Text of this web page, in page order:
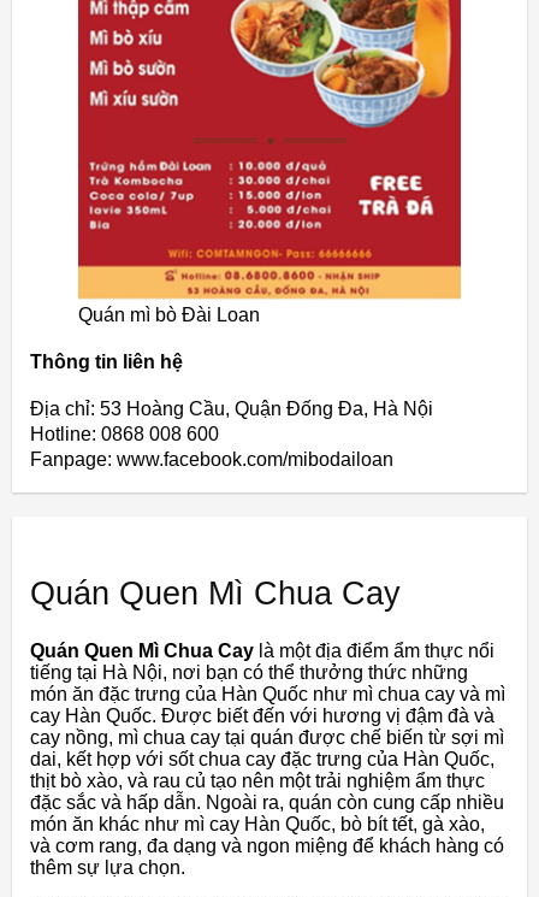
Quán mì bò Đài Loan
Thông tin liên hệ
Địa chỉ: 53 Hoàng Cầu, Quận Đống Đa, Hà Nội
Hotline: 0868 008 600
Fanpage: www.facebook.com/mibodailoan
Quán Quen Mì Chua Cay
Quán Quen Mì Chua Cay là một địa điểm ẩm thực nổi
tiếng tại Hà Nội, nơi bạn có thể thưởng thức những
món ăn đặc trưng của Hàn Quốc như mì chua cay và mì
cay Hàn Quốc. Được biết đến với hương vị đậm đà và
cay nồng, mì chua cay tại quán được chế biến từ sợi mì
dai, kết hợp với sốt chua cay đặc trưng của Hàn Quốc,
thịt bò xào, và rau củ tạo nên một trải nghiệm ẩm thực
đặc sắc và hấp dẫn. Ngoài ra, quán còn cung cấp nhiều
món ăn khác như mì cay Hàn Quốc, bò bít tết, gà xào,
và cơm rang, đa dạng và ngon miệng để khách hàng có
thêm sự lựa chọn.